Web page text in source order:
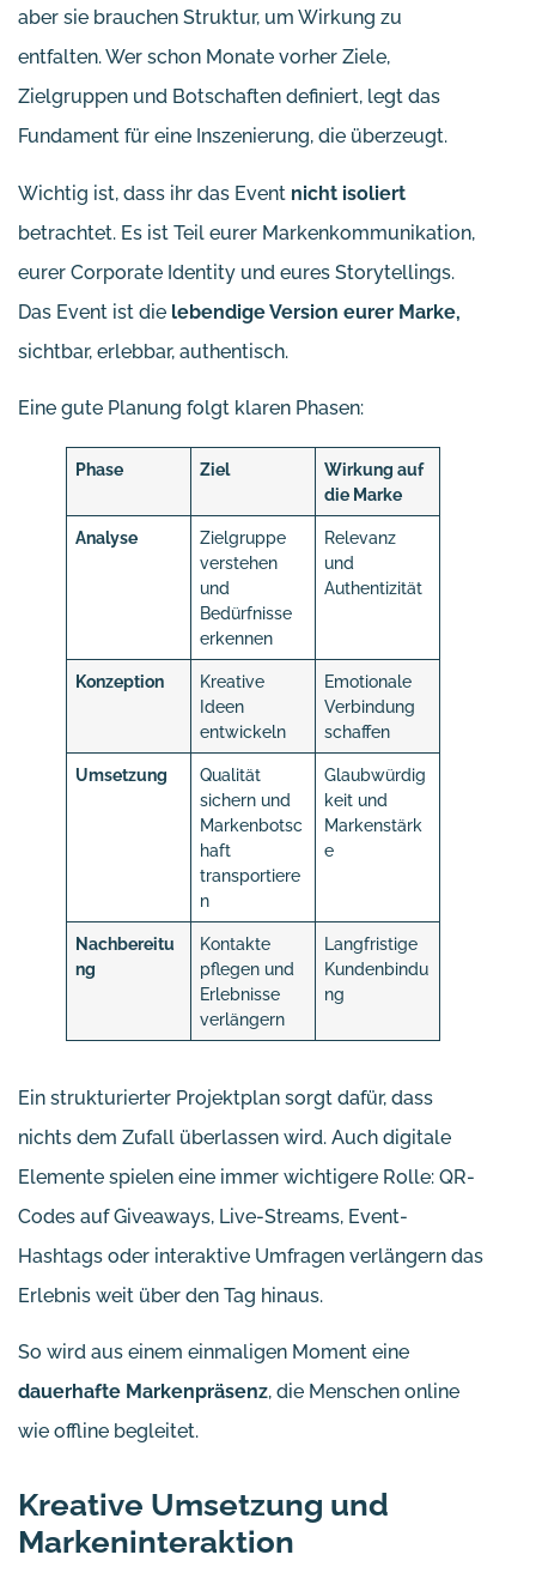
aber sie brauchen Struktur, um Wirkung zu
entfalten. Wer schon Monate vorher Ziele,
Zielgruppen und Botschaften definiert, legt das
Fundament für eine Inszenierung, die überzeugt.
Wichtig ist, dass ihr das Event nicht isoliert
betrachtet. Es ist Teil eurer Markenkommunikation,
eurer Corporate Identity und eures Storytellings.
Das Event ist die lebendige Version eurer Marke,
sichtbar, erlebbar, authentisch.
Eine gute Planung folgt klaren Phasen:
Phase Ziel
Wirkung auf
die Marke
Analyse
Zielgruppe
verstehen
und
Bedürfnisse
erkennen
Relevanz
und
Authentizität
Konzeption
Kreative
Ideen
entwickeln
Emotionale
Verbindung
schaffen
Umsetzung
Qualität
sichern und
Markenbotsc
haft
transportiere
n
Glaubwürdig
keit und
Markenstärk
e
Nachbereitu
ng
Kontakte
pflegen und
Erlebnisse
verlängern
Langfristige
Kundenbindu
ng
Ein strukturierter Projektplan sorgt dafür, dass
nichts dem Zufall überlassen wird. Auch digitale
Elemente spielen eine immer wichtigere Rolle: QR-
Codes auf Giveaways, Live-Streams, Event-
Hashtags oder interaktive Umfragen verlängern das
Erlebnis weit über den Tag hinaus.
So wird aus einem einmaligen Moment eine
dauerhafte Markenpräsenz, die Menschen online
wie offline begleitet.
Kreative Umsetzung und
Markeninteraktion